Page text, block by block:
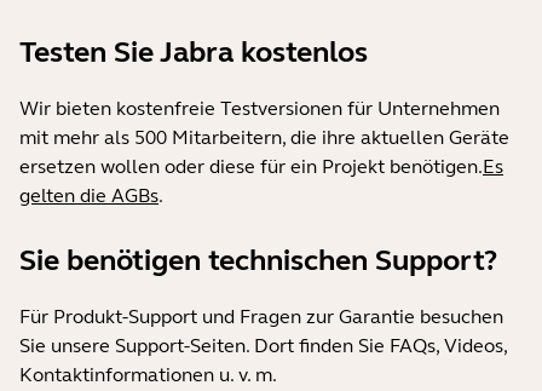
Testen Sie Jabra kostenlos
Wir bieten kostenfreie Testversionen für Unternehmen
mit mehr als 500 Mitarbeitern, die ihre aktuellen Geräte
ersetzen wollen oder diese für ein Projekt benötigen.Es
gelten die AGBs.
Sie benötigen technischen Support?
Für Produkt-Support und Fragen zur Garantie besuchen
Sie unsere Support-Seiten. Dort finden Sie FAQs, Videos,
Kontaktinformationen u. v. m.